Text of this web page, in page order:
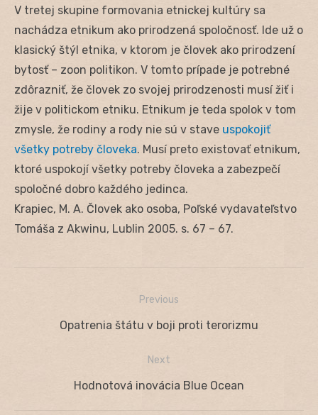
V tretej skupine formovania etnickej kultúry sa
nachádza etnikum ako prirodzená spoločnosť. Ide už o
klasický štýl etnika, v ktorom je človek ako prirodzení
bytosť – zoon politikon. V tomto prípade je potrebné
zdôrazniť, že človek zo svojej prirodzenosti musí žiť i
žije v politickom etniku. Etnikum je teda spolok v tom
zmysle, že rodiny a rody nie sú v stave uspokojiť
všetky potreby človeka. Musí preto existovať etnikum,
ktoré uspokojí všetky potreby človeka a zabezpečí
spoločné dobro každého jedinca.
Krapiec, M. A. Človek ako osoba, Poľské vydavateľstvo
Tomáša z Akwinu, Lublin 2005. s. 67 – 67.
Navigácia
Previous
Previous
Opatrenia štátu v boji proti terorizmu
Next
Next
Hodnotová inovácia Blue Ocean